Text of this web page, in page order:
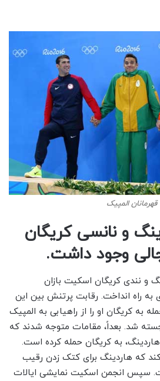
قهرمانان المپیک
و نانسی کریگان
وجود داشت.
و نندی کریگان اسکیت بازان
به راه انداخت. رقابت پرتنش بین این
به کریگان او را از راهیابی به المپیک
برجسته شد. بعداً، مقامات متوجه شدند که
به کریگان حمله کرده است.
که هاردینگ برای کتک زدن رقیب
سپس انجمن اسکیت نمایشی ایالات